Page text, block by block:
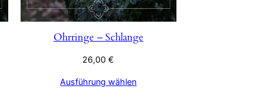
Ohrringe – Schlange
26,00€
Ausführung wählen